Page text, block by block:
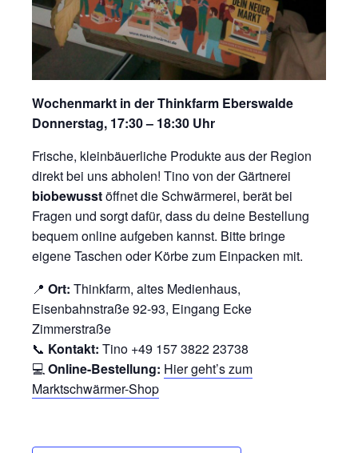
Wochenmarkt in der Thinkfarm Eberswalde
Donnerstag, 17:30 – 18:30 Uhr
Frische, kleinbäuerliche Produkte aus der Region
direkt bei uns abholen! Tino von der Gärtnerei
biobewusstöffnet die Schwärmerei, berät bei
Fragen und sorgt dafür, dass du deine Bestellung
bequem online aufgeben kannst. Bitte bringe
eigene Taschen oder Körbe zum Einpacken mit.
📍 Ort: Thinkfarm, altes Medienhaus,
Eisenbahnstraße 92-93, Eingang Ecke
Zimmerstraße
📞 Kontakt: Tino +49 157 3822 23738
💻Online-Bestellung: Hier geht’s zum
Marktschwärmer-Shop